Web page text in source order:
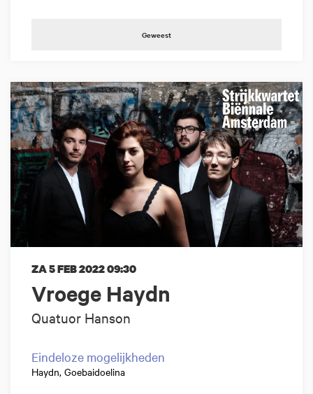
Geweest
Vroege Haydn
Quatuor Hanson
ZA 5 FEB 202209:30
Eindeloze mogelijkheden
Haydn, Goebaidoelina